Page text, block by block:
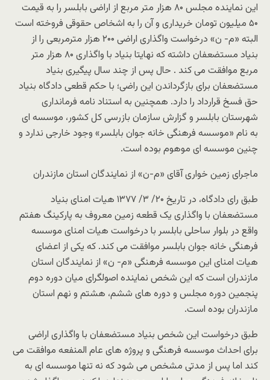
این نماینده مجلس ۸۰ هزار متر مربع از اراضی بابلسر را به قیمت
۵۰ میلیون تومان خریداری و آن را به اشخاص حقوقی فروخته است
البته «م- ن» درخواست واگذاری اراضی ۲۰۰ هزار مترمربعی را از
بنیاد مستضعفان داشته که نهایتا بنیاد با واگذاری ۸۰ هزار متر
مربع موافقت می کند . حال پس از چند سال پیگیری بنیاد
مستضعفان برای بازگرداندن این راضی؛ با حکم قطعی دادگاه بنیاد
حق فسخ قرارداد را دارد. همچنین به استناد نامه فرمانداری
شهرستان بابلسر و گزارش سازمان بازرسی کل کشور، موسسه ای
به نام «موسسه فرهنگی خانه جوان بابلسر» وجود خارجی ندارد و
چنین موسسه ای موهوم بوده است.
ماجرای زمین خواری آقای «م-ن» از نمایندگان استان مازندران
طبق رای دادگاه، در تاریخ ۲۰/ ۳/ ۱۳۷۷ هیات امنای بنیاد
مستضعفان با واگذاری یک قطعه زمین معروف به پارکینگ هفتم
واقع در بلوار ساحلی بابلسر با درخواست هیات امنای موسسه
فرهنگی خانه جوان بابلسر موافقت می کند. که یکی از اعضای
هیات امنای این موسسه فرهنگی «م- ن» از نمایندگان استان
مازندران است که این شخص نماینده اصولگرای میان دوره دوم
پنجمین دوره مجلس و دوره های ششم، هشتم و نهم استان
مازندران بوده است.
طبق درخواست این شخص بنیاد مستضعفان با واگذاری اراضی
برای احداث موسسه فرهنگی و پروژه های عام المنفعه موافقت می
کند اما پس از مدتی مشخص می شود که نه تنها موسسه ای به